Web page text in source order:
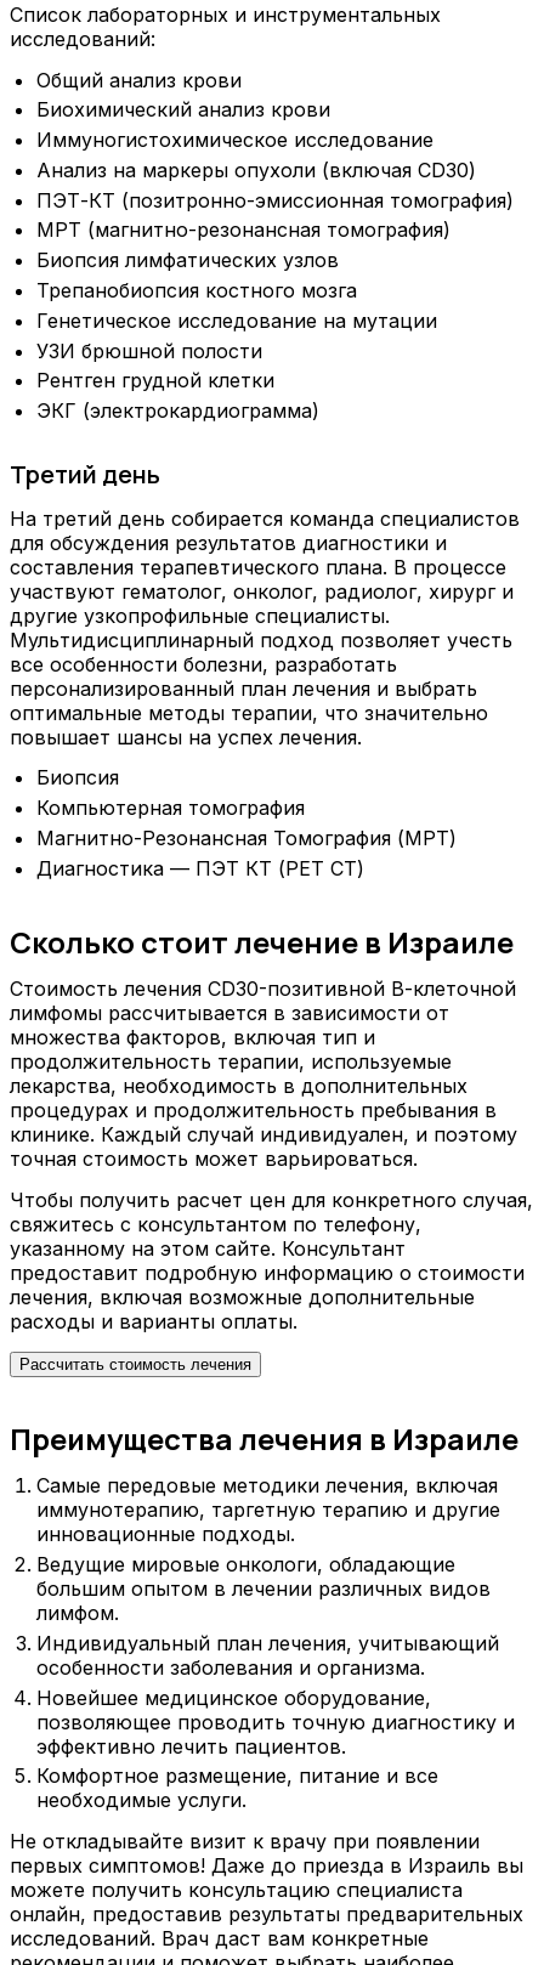
Список лабораторных и инструментальных
исследований:
Общий анализ крови
Биохимический анализ крови
Иммуногистохимическое исследование
Анализ на маркеры опухоли (включая CD30)
ПЭТ-КТ (позитронно-эмиссионная томография)
МРТ (магнитно-резонансная томография)
Биопсия лимфатических узлов
Трепанобиопсия костного мозга
Генетическое исследование на мутации
УЗИ брюшной полости
Рентген грудной клетки
ЭКГ (электрокардиограмма)
Третий день
На третий день собирается команда специалистов
для обсуждения результатов диагностики и
составления терапевтического плана. В процессе
участвуют гематолог, онколог, радиолог, хирург и
другие узкопрофильные специалисты.
Мультидисциплинарный подход позволяет учесть
все особенности болезни, разработать
персонализированный план лечения и выбрать
оптимальные методы терапии, что значительно
повышает шансы на успех лечения.
Биопсия
Компьютерная томография
Магнитно-Резонансная Томография (МРТ)
Диагностика — ПЭТ КТ (PET CT)
Сколько стоит лечение в Израиле
Стоимость лечения CD30-позитивной В-клеточной
лимфомы рассчитывается в зависимости от
множества факторов, включая тип и
продолжительность терапии, используемые
лекарства, необходимость в дополнительных
процедурах и продолжительность пребывания в
клинике. Каждый случай индивидуален, и поэтому
точная стоимость может варьироваться.
Чтобы получить расчет цен для конкретного случая,
свяжитесь с консультантом по телефону,
указанному на этом сайте. Консультант
предоставит подробную информацию о стоимости
лечения, включая возможные дополнительные
расходы и варианты оплаты.
Рассчитать стоимость лечения
Преимущества лечения в Израиле
Самые передовые методики лечения, включая
иммунотерапию, таргетную терапию и другие
инновационные подходы.
Ведущие мировые онкологи, обладающие
большим опытом в лечении различных видов
лимфом.
Индивидуальный план лечения, учитывающий
особенности заболевания и организма.
Новейшее медицинское оборудование,
позволяющее проводить точную диагностику и
эффективно лечить пациентов.
Комфортное размещение, питание и все
необходимые услуги.
Не откладывайте визит к врачу при появлении
первых симптомов! Даже до приезда в Израиль вы
можете получить консультацию специалиста
онлайн, предоставив результаты предварительных
исследований. Врач даст вам конкретные